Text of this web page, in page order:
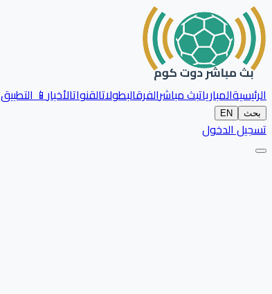
الرئيسيةالمبارياتبث مباشرالفرقالبطولاتالقنواتالأخبار📱 التطبيق
بحث EN
تسجيل الدخول